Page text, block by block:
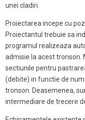
unei cladiri.
Proiectarea incepe cu
Proiectantul trebuie sa
programul realizeaza
admisie la acest tronson.
sectiunile pentru
(debite) in functie de
tronson. Deasemenea,
intermediare de trecere